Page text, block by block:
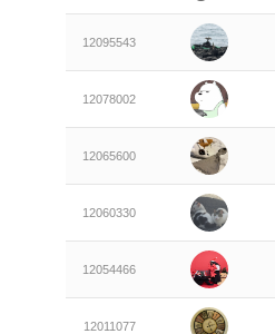
12095543
12078002
12065600
12060330
12054466
12011077